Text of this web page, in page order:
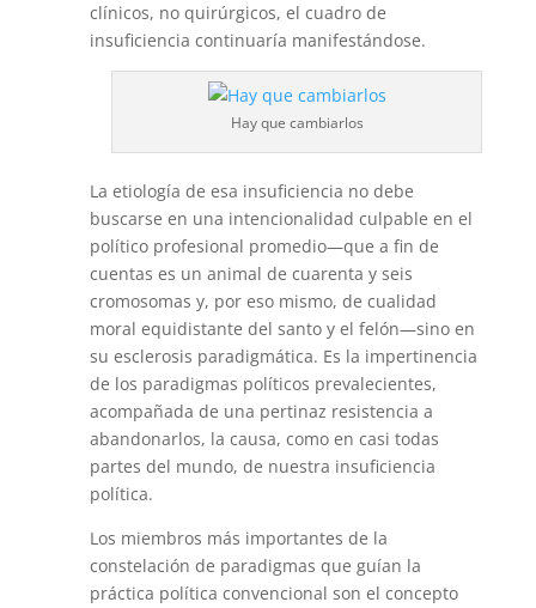
clínicos, no quirúrgicos, el cuadro de
insuficiencia continuaría manifestándose.
Hay que cambiarlos
La etiología de esa insuficiencia no debe
buscarse en una intencionalidad culpable en el
político profesional promedio—que a fin de
cuentas es un animal de cuarenta y seis
cromosomas y, por eso mismo, de cualidad
moral equidistante del santo y el felón—sino en
su esclerosis paradigmática. Es la impertinencia
de los paradigmas políticos prevalecientes,
acompañada de una pertinaz resistencia a
abandonarlos, la causa, como en casi todas
partes del mundo, de nuestra insuficiencia
política.
Los miembros más importantes de la
constelación de paradigmas que guían la
práctica política convencional son el concepto